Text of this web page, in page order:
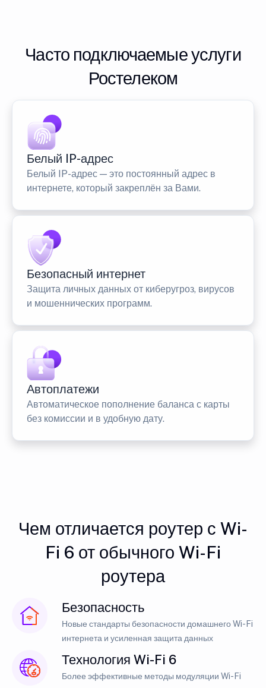
Часто подключаемые услуги
Ростелеком
Белый IP-адрес
Белый IP-адрес — это постоянный адрес в
интернете, который закреплён за Вами.
Безопасный интернет
Защита личных данных от киберугроз, вирусов
и мошеннических программ.
Автоплатежи
Автоматическое пополнение баланса с карты
без комиссии и в удобную дату.
Чем отличается роутер с Wi-
Fi 6 от обычного Wi-Fi
роутера
Безопасность
Новые стандарты безопасности домашнего Wi-Fi
интернета и усиленная защита данных
Технология Wi-Fi 6
Более эффективные методы модуляции Wi-Fi